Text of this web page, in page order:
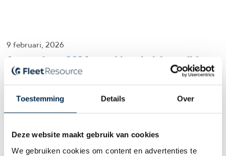
Toestemming Details Over
Deze website maakt gebruik van cookies
We gebruiken cookies om content en advertenties te
9 februari, 2026
Autoverkoop 2026 start historisch laag: tijd om
je wagenparkbeheer tegen het licht te houden
De cijfers van autoverkoop in januari dit jaar liegen er